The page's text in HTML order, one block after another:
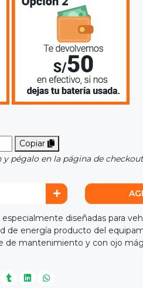
Copiar
y pégalo en la página de
diseñadas para
de energía producto del
de mantenimiento y con ojo